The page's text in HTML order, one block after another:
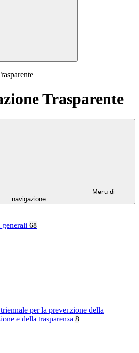
Trasparente
Menu di
navigazione
68
per la prevenzione della
e della trasparenza 8